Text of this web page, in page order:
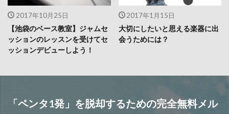
2017年10月25日
【池袋のベース教室】ジャムセ
ッションのレッスンを受けてセ
ッションデビューしよう！
2017年1月15日
大切にしたいと思える楽器に出
会うためには？
「ペンタ1発」を脱却するための完全無料メル